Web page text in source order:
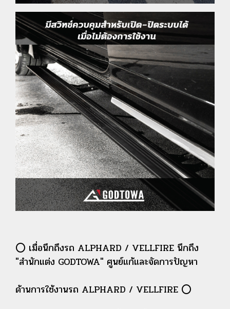
⭕ เมื่อนึกถึงรถ ALPHARD / VELLFIRE นึกถึง
"สำนักแต่ง GODTOWA" ศูนย์แก้และจัดการปัญหา
ด้านการใช้งานรถ ALPHARD / VELLFIRE ⭕